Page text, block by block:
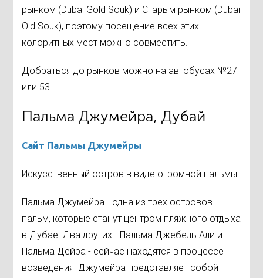
рынком (Dubai Gold Souk) и Старым рынком (Dubai
Old Souk), поэтому посещение всех этих
колоритных мест можно совместить.
Добраться до рынков можно на автобусах №27
или 53.
Пальма Джумейра, Дубай
Сайт Пальмы Джумейры
Искусственный остров в виде огромной пальмы.
Пальма Джумейра - одна из трех островов-
пальм, которые станут центром пляжного отдыха
в Дубае. Два других - Пальма Джебель Али и
Пальма Дейра - сейчас находятся в процессе
возведения. Джумейра представляет собой